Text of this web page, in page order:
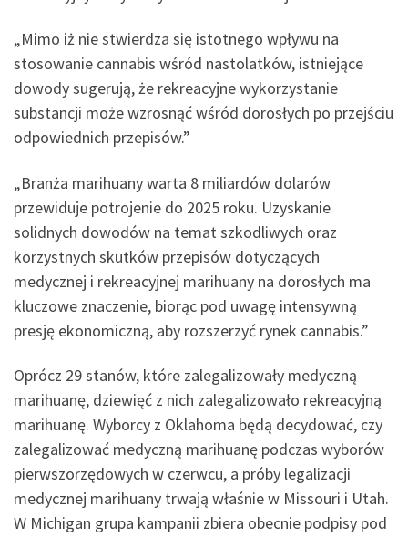
„Mimo iż nie stwierdza się istotnego wpływu na
stosowanie cannabis wśród nastolatków, istniejące
dowody sugerują, że rekreacyjne wykorzystanie
substancji może wzrosnąć wśród dorosłych po przejściu
odpowiednich przepisów.”
„Branża marihuany warta 8 miliardów dolarów
przewiduje potrojenie do 2025 roku. Uzyskanie
solidnych dowodów na temat szkodliwych oraz
korzystnych skutków przepisów dotyczących
medycznej i rekreacyjnej marihuany na dorosłych ma
kluczowe znaczenie, biorąc pod uwagę intensywną
presję ekonomiczną, aby rozszerzyć rynek cannabis.”
Oprócz 29 stanów, które zalegalizowały medyczną
marihuanę, dziewięć z nich zalegalizowało rekreacyjną
marihuanę. Wyborcy z Oklahoma będą decydować, czy
zalegalizować medyczną marihuanę podczas wyborów
pierwszorzędowych w czerwcu, a próby legalizacji
medycznej marihuany trwają właśnie w Missouri i Utah.
W Michigan grupa kampanii zbiera obecnie podpisy pod